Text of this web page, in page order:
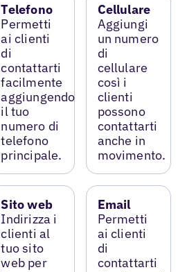
Telefono
Permetti
ai clienti
di
contattarti
facilmente
aggiungendo
il tuo
numero di
telefono
principale.
Cellulare
Aggiungi
un numero
di
cellulare
così i
clienti
possono
contattarti
anche in
movimento.
Sito web
Indirizza i
clienti al
tuo sito
web per
Email
Permetti
ai clienti
di
contattarti